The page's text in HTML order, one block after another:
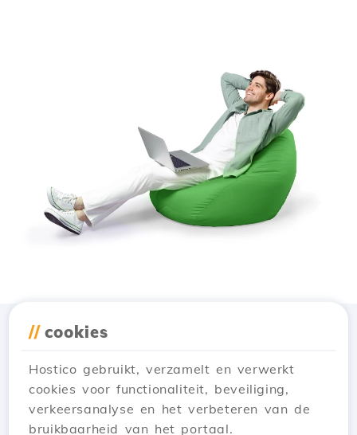
// cookies
Hostico gebruikt, verzamelt en verwerkt
cookies voor functionaliteit, beveiliging,
verkeersanalyse en het verbeteren van de
bruikbaarheid van het portaal.
Download de app